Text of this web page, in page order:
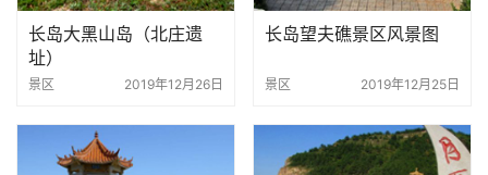
长岛大黑山岛（北庄遗
址）
景区 2019年12月26日
长岛望夫礁景区风景图
景区 2019年12月25日